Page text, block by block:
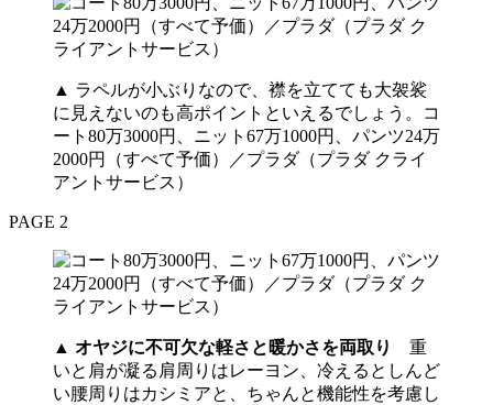
▲ ラペルが小ぶりなので、襟を立てても大袈裟
に見えないのも高ポイントといえるでしょう。コ
ート80万3000円、ニット67万1000円、パンツ24万
2000円（すべて予価）／プラダ（プラダ クライ
アントサービス）
PAGE 2
▲ オヤジに不可欠な軽さと暖かさを両取り 重
いと肩が凝る肩周りはレーヨン、冷えるとしんど
い腰周りはカシミアと、ちゃんと機能性を考慮し